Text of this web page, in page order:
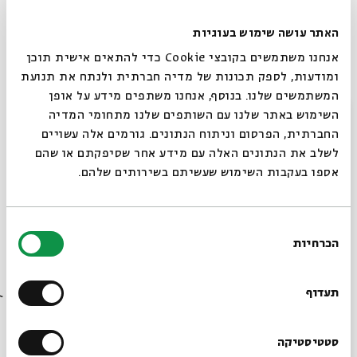
האתר עושה שימוש בעוגיות
אנחנו משתמשים בקובצי Cookie כדי להתאים אישית תוכן
ומודעות, לספק תכונות של מדיה חברתית ולנתח את תנועת
המשתמשים שלנו. בנוסף, אנחנו משתפים מידע על אופן
השימוש באתר שלנו עם השותפים שלנו מתחומי המדיה
החברתית, הפרסום וניתוח הנתונים. גורמים אלה עשויים
לשלב את הנתונים האלה עם מידע אחר שסיפקתם או שהם
אספו בעקבות השימוש שעשיתם בשירותים שלהם.
הסכמה
הכרחיות
תעדוף
סטטיסטיקה
פרופ'
דוד אסף , חוקר בחוג להיסטוריה של עם
ישראל באוניברסיטת תל אביב
(Please respect the lecturer by wearing a facemask)
1:30-2:30
Expectations: How did Girls and Boys Education
Prof.
History at the Hebrew University of Jerusalem
סגור